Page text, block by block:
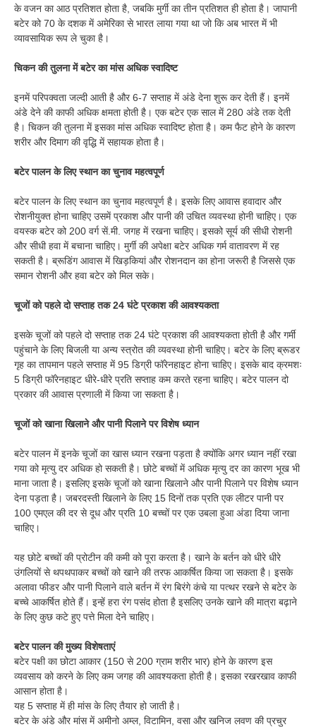
के वजन का आठ प्रतिशत होता है, जबकि मुर्गी का तीन प्रतिशत ही होता है। जापानी
बटेर को 70 के दशक में अमेरिका से भारत लाया गया था जो कि अब भारत में भी
व्यावसायिक रूप ले चुका है।
चिकन की तुलना में बटेर का मांस अधिक स्वादिष्ट
इनमें परिपक्वता जल्दी आती है और 6-7 सप्ताह में अंडे देना शुरू कर देती हैं। इनमें
अंडे देने की काफी अधिक क्षमता होती है। एक बटेर एक साल में 280 अंडे तक देती
है। चिकन की तुलना में इसका मांस अधिक स्वादिष्ट होता है। कम फैट होने के कारण
शरीर और दिमाग की वृद्धि में सहायक होता है।
बटेरपालन के लिए स्थान का चुनाव महत्वपूर्ण
बटेरपालन के लिए स्थान का चुनाव महत्वपूर्ण है। इसके लिए आवास हवादार और
रोशनीयुक्त होना चाहिए उसमें प्रकाश और पानी की उचित व्यवस्था होनी चाहिए। एक
वयस्क बटेर को 200 वर्ग सें.मी. जगह में रखना चाहिए। इसको सूर्य की सीधी रोशनी
और सीधी हवा में बचाना चाहिए। मुर्गी की अपेक्षा बटेर अधिक गर्म वातावरण में रह
सकती है। ब्रूडिंग आवास में खिड़कियां और रोशनदान का होना जरूरी है जिससे एक
समान रोशनी और हवा बटेर को मिल सके।
चूजों को पहले दो सप्ताह तक 24 घंटे प्रकाश की आवश्यकता
इसके चूजों को पहले दो सप्ताह तक 24 घंटे प्रकाश की आवश्यकता होती है और गर्मी
पहुंचाने के लिए बिजली या अन्य स्त्रोत की व्यवस्था होनी चाहिए। बटेर के लिए ब्रूडर
गृह का तापमान पहले सप्ताह में 95 डिग्री फॉरेनहाइट होना चाहिए। इसके बाद क्रमशः
5 डिग्री फॉरेनहाइट धीरे-धीरे प्रति सप्ताह कम करते रहना चाहिए। बटेर पालन दो
प्रकार की आवास प्रणाली में किया जा सकता है।
चूजों को खाना खिलाने और पानी पिलाने पर विशेष ध्यान
बटेर पालन में इनके चूजों का खास ध्यान रखना पड़ता है क्योंकि अगर ध्यान नहीं रखा
गया को मृत्यु दर अधिक हो सकती है। छोटे बच्चों में अधिक मृत्यु दर का कारण भूख भी
माना जाता है। इसलिए इसके चूजों को खाना खिलाने और पानी पिलाने पर विशेष ध्यान
देना पड़ता है। जबरदस्ती खिलाने के लिए 15 दिनों तक प्रति एक लीटर पानी पर
100 एमएल की दर से दूध और प्रति 10 बच्चों पर एक उबला हुआ अंडा दिया जाना
चाहिए।
यह छोटे बच्चों की प्रोटीन की कमी को पूरा करता है। खाने के बर्तन को धीरे धीरे
उंगलियों से थपथपाकर बच्चों को खाने की तरफ आकर्षित किया जा सकता है। इसके
अलावा फीडर और पानी पिलाने वाले बर्तन में रंग बिरंगे कंचे या पत्थर रखने से बटेर के
बच्चे आकर्षित होते हैं। इन्हें हरा रंग पसंद होता है इसलिए उनके खाने की मात्रा बढ़ाने
के लिए कुछ कटे हुए पत्ते मिला देने चाहिए।
बटेर पालन की मुख्य विशेषताएं
बटेर पक्षी का छोटा आकार (150 से 200 ग्राम शरीर भार) होने के कारण इस
व्यवसाय को करने के लिए कम जगह की आवश्यकता होती है। इसका रखरखाव काफी
आसान होता है।
यह 5 सप्ताह में ही मांस के लिए तैयार हो जाती है।
बटेर के अंडे और मांस में अमीनो अम्ल, विटामिन, वसा और खनिज लवण की प्रचुर